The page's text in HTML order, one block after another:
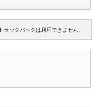
トラックバックは利用できません。